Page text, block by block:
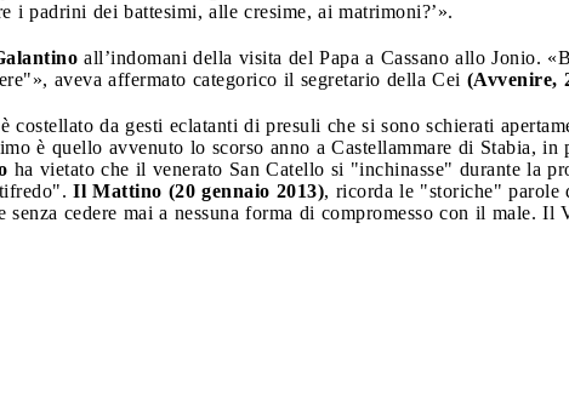
i padrini dei battesimi, alle cresime, ai matrimoni?’».
all’indomani della visita del Papa a Cassano allo Jonio.
aveva affermato categorico il segretario della Cei (Avvenire,
da gesti eclatanti di presuli che si sono schierati
è quello avvenuto lo scorso anno a Castellammare di Stabia,
ha vietato che il venerato San Catello si "inchinasse" durante la
Il Mattino (20 gennaio 2013), ricorda le "storiche"
senza cedere mai a nessuna forma di compromesso con il male.